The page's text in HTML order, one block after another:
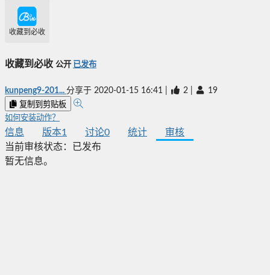
收藏到必收
收藏到必收 公开 已发布
kunpeng9-201... 分享于 2020-01-15 16:41 2 19
复制到剪贴板
如何安装动作？
信息 版本1 讨论0 统计
审核
当前审核状态：
已发布
暂无信息。